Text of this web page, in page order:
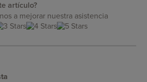
artículo?
a mejorar nuestra asistencia